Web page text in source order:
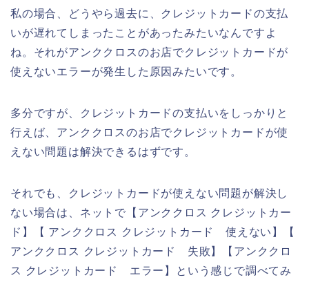
私の場合、どうやら過去に、クレジットカードの支払
いが遅れてしまったことがあったみたいなんですよ
ね。それがアンククロスのお店でクレジットカードが
使えないエラーが発生した原因みたいです。
多分ですが、クレジットカードの支払いをしっかりと
行えば、アンククロスのお店でクレジットカードが使
えない問題は解決できるはずです。
それでも、クレジットカードが使えない問題が解決し
ない場合は、ネットで【アンククロス クレジットカー
ド】【 アンククロス クレジットカード 使えない】【
アンククロス クレジットカード 失敗】【アンククロ
ス クレジットカード エラー】という感じで調べてみ